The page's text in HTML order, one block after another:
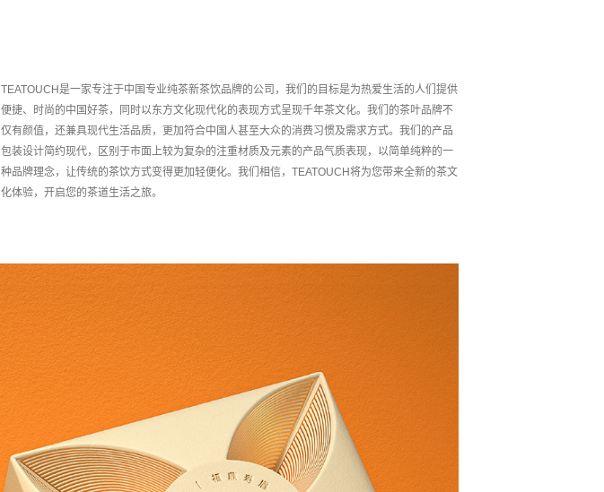
TEATOUCH是一家专注于中国专业纯茶新茶饮品牌的公司，我们的目标是为热爱生活的人们提供
便捷、时尚的中国好茶，同时以东方文化现代化的表现方式呈现千年茶文化。我们的茶叶品牌不
仅有颜值，还兼具现代生活品质，更加符合中国人甚至大众的消费习惯及需求方式。我们的产品
包装设计简约现代，区别于市面上较为复杂的注重材质及元素的产品气质表现，以简单纯粹的一
种品牌理念，让传统的茶饮方式变得更加轻便化。我们相信，TEATOUCH将为您带来全新的茶文
化体验，开启您的茶道生活之旅。